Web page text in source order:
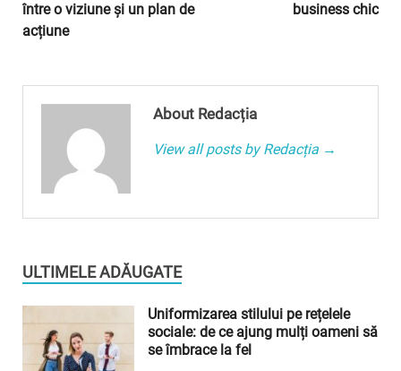
între o viziune și un plan de
acțiune
business chic
About Redacția
View all posts by Redacția →
ULTIMELE ADĂUGATE
Uniformizarea stilului pe rețelele
sociale: de ce ajung mulți oameni să
se îmbrace la fel